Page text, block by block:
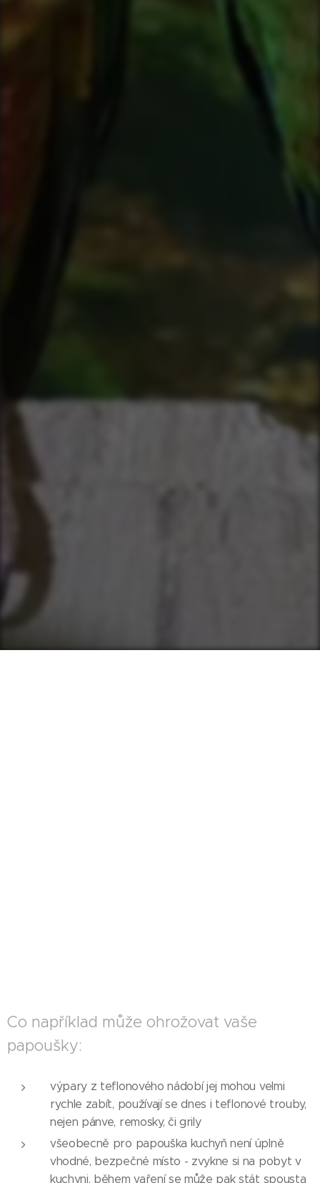
Co například může ohrožovat vaše
papoušky:
výpary z teflonového nádobí jej mohou velmi
rychle zabít, používají se dnes i teflonové trouby,
nejen pánve, remosky, či grily
všeobecně pro papouška kuchyň není úplně
vhodné, bezpečné místo - zvykne si na pobyt v
kuchyni, během vaření se může pak stát spousta